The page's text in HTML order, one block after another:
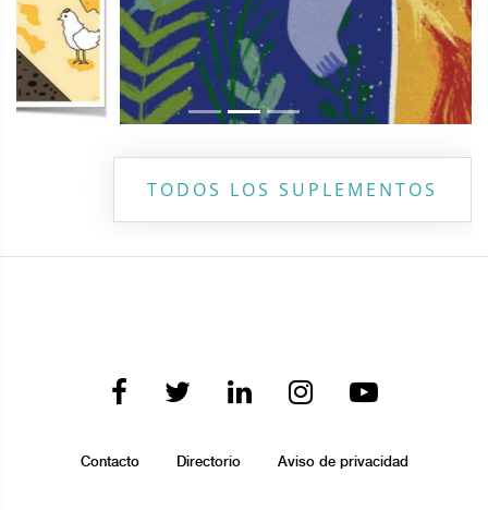
TODOS LOS SUPLEMENTOS
Contacto Directorio Aviso de privacidad